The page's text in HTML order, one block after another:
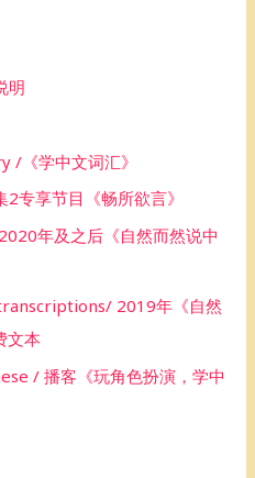
明
/《学中文词汇》
专享节目《畅所欲言》
年及之后《自然而然说中
2019年《自然
文本
/ 播客《玩角色扮演，学中